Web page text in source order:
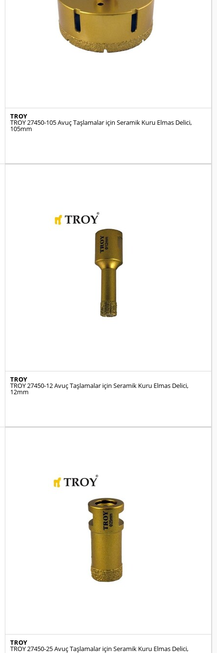
TROY
TROY 27450-105 Avuç Taşlamalar için Seramik Kuru Elmas Delici,
105mm
TROY
TROY 27450-12 Avuç Taşlamalar için Seramik Kuru Elmas Delici,
12mm
TROY
TROY 27450-25 Avuç Taşlamalar için Seramik Kuru Elmas Delici,